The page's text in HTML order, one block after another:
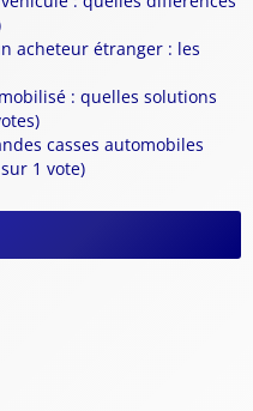
acheteur étranger : les
: quelles solutions
casses automobiles
1 vote)